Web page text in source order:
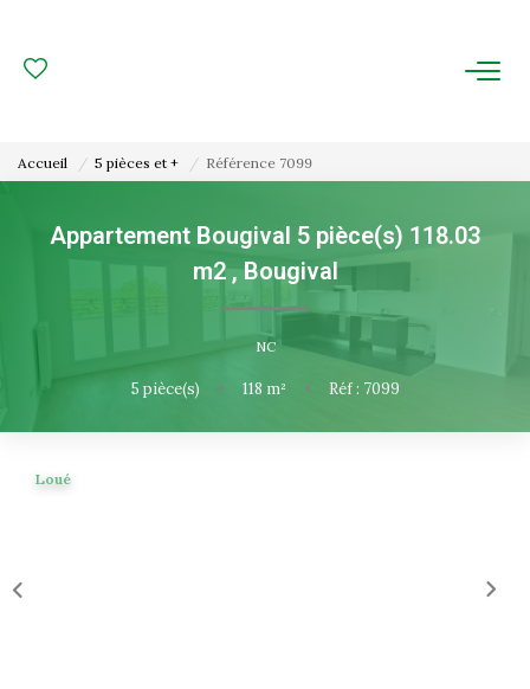
FAIRE GÉRER
Gestion Locative
Gestion De Copropriété
Accueil 5 pièces et + Référence 7099
Appartement Bougival 5 pièce(s) 118.03
m2 , Bougival
NC
5 pièce(s) • 118 m² • Réf : 7099
Loué